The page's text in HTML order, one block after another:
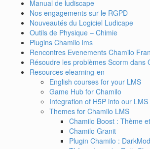
Manual de ludiscape
Nos engagements sur le RGPD
Nouveautés du Logiciel Ludicape
Outils de Physique – Chimie
Plugins Chamilo lms
Rencontres Evenements Chamilo
Résoudre les problèmes Scorm dans
Resources elearning-en
English courses for your LMS
Game Hub for Chamilo
Integration of H5P into our LMS
Themes for Chamilo LMS
Chamilo Boost : Thème
Chamilo Granit
Plugin Chamilo :